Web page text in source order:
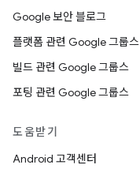
Google 보안 블로그
플랫폼 관련 Google 그룹스
빌드 관련 Google 그룹스
포팅 관련 Google 그룹스
도움받기
Android 고객센터